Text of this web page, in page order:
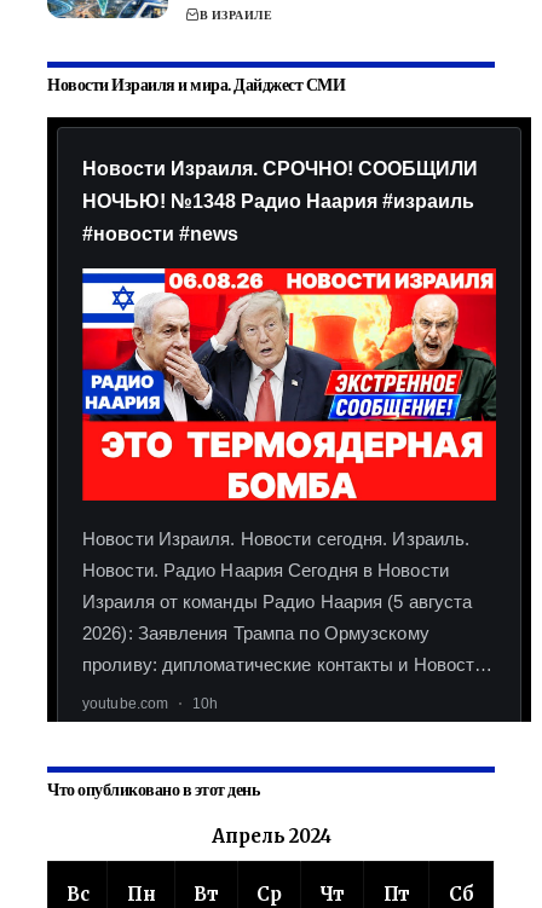
В ИЗРАИЛЕ
Новости Израиля и мира. Дайджест СМИ
Что опубликовано в этот день
Апрель 2024
Вс Пн Вт Ср Чт Пт Сб